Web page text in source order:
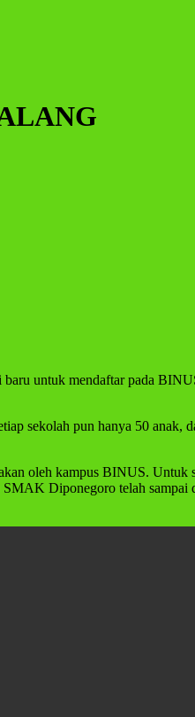
baru untuk mendaftar pada
sekolah pun hanya 50
oleh kampus BINUS. Untuk
Diponegoro telah